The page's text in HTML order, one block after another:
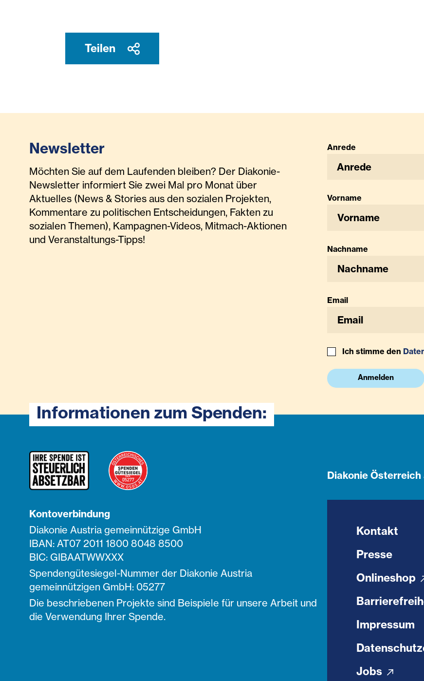
Teilen
Newsletter
Möchten Sie auf dem Laufenden bleiben? Der Diakonie-
Newsletter informiert Sie zwei Mal pro Monat über
Aktuelles (News & Stories aus den sozialen Projekten,
Kommentare zu politischen Entscheidungen, Fakten zu
sozialen Themen), Kampagnen-Videos, Mitmach-Aktionen
und Veranstaltungs-Tipps!
Anrede
Anrede
Vorname
Nachname
Email
Ich stimme den
Anmelden
Informationen zum Spenden:
Kontoverbindung
Diakonie Austria gemeinnützige GmbH
IBAN: AT07 2011 1800 8048 8500
BIC: GIBAATWWXXX
Spendengütesiegel-Nummer der Diakonie Austria
gemeinnützigen GmbH: 05277
Die beschriebenen Projekte sind Beispiele für unsere Arbeit und
die Verwendung Ihrer Spende.
Diakonie
Kontakt
Presse
Onlineshop
Impressum
Jobs